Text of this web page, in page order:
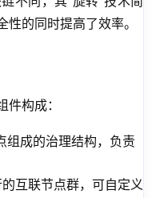
的同时提高了效率。
构成：
组成的治理结构，负责
互联节点群，可自定义